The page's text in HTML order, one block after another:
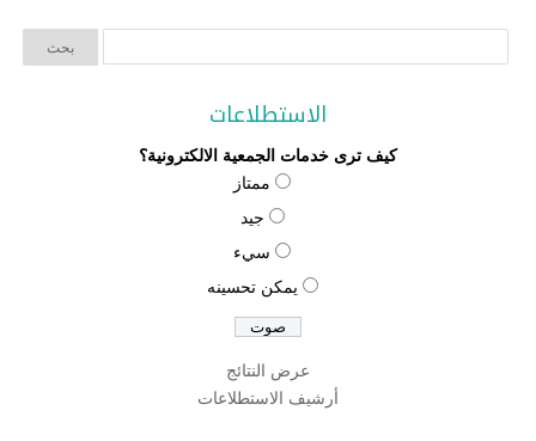
الاستطلاعات
كيف ترى خدمات الجمعية الالكترونية؟
ممتاز
جيد
سيء
يمكن تحسينه
عرض النتائج
أرشيف الاستطلاعات